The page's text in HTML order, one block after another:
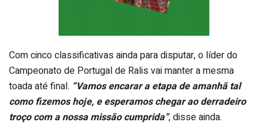
Com cinco classificativas ainda para disputar, o líder do
Campeonato de Portugal de Ralis vai manter a mesma
toada até final. “Vamos encarar a etapa de amanhã tal
como fizemos hoje, e esperamos chegar ao derradeiro
troço com a nossa missão cumprida”, disse ainda.